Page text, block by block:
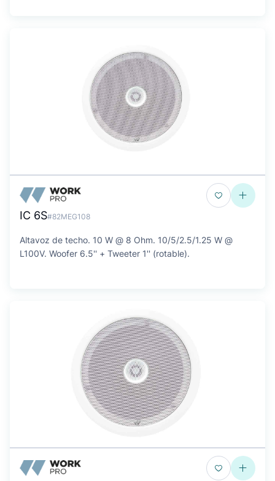
IC 6S#82MEG108
Altavoz de techo. 10 W @ 8 Ohm. 10/5/2.5/1.25 W @
L100V. Woofer 6.5'' + Tweeter 1'' (rotable).